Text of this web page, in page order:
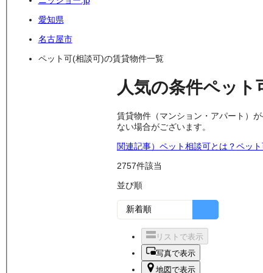
愛知県
名古屋市
ペット可(相談可)の賃貸物件一覧
人気の条件ペット
賃貸物件（マンション・アパート）
ない場合がございます。
関連記事）ペット相談可とは？ペッ
2757件該当
並び順
リストで表示
写真で表示
地図で表示